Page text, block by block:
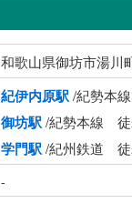
和歌山県御坊市湯川
紀伊内原駅/紀勢本
御坊駅/紀勢本線 徒
学門駅/紀州鉄道 徒
-